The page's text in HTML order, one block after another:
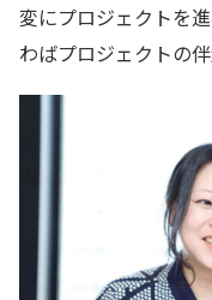
変にプロジェクトを
わばプロジェクトの伴